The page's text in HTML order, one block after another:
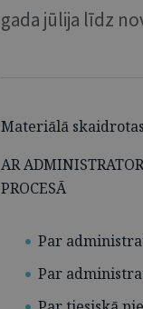
gada jūlija līdz
Materiālā
AR
PROCESĀ
Par
Par